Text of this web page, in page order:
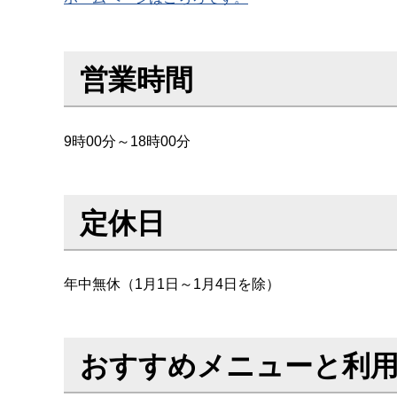
営業時間
9時00分～18時00分
定休日
年中無休（1月1日～1月4日を除）
おすすめメニューと利